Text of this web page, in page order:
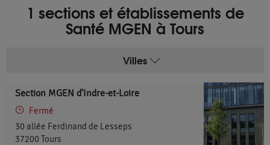
1 sections et établissements de
Santé MGEN à Tours
Villes
Section MGEN d'Indre-et-Loire
Fermé
30 allée Ferdinand de Lesseps
37200 Tours